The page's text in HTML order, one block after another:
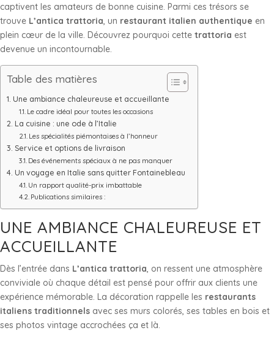
captivent les amateurs de bonne cuisine. Parmi ces trésors se
trouve L’antica trattoria, un restaurant italien authentique en
plein cœur de la ville. Découvrez pourquoi cette trattoria est
devenue un incontournable.
Table des matières
Une ambiance chaleureuse et accueillante
Le cadre idéal pour toutes les occasions
La cuisine : une ode à l’Italie
Les spécialités piémontaises à l’honneur
Service et options de livraison
Des événements spéciaux à ne pas manquer
Un voyage en Italie sans quitter Fontainebleau
Un rapport qualité-prix imbattable
Publications similaires :
UNE AMBIANCE CHALEUREUSE ET
ACCUEILLANTE
Dès l’entrée dans L’antica trattoria, on ressent une atmosphère
conviviale où chaque détail est pensé pour offrir aux clients une
expérience mémorable. La décoration rappelle les restaurants
italiens traditionnels avec ses murs colorés, ses tables en bois et
ses photos vintage accrochées ça et là.